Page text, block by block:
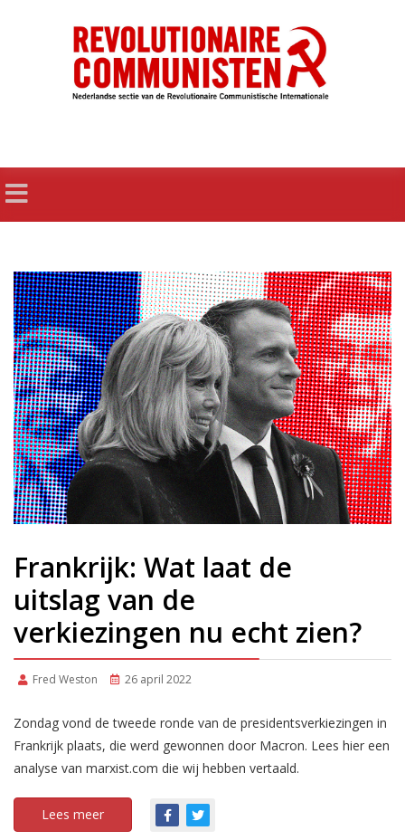
Frankrijk: Wat laat de
uitslag van de
verkiezingen nu echt zien?
Fred Weston 26 april 2022
Zondag vond de tweede ronde van de presidentsverkiezingen in
Frankrijk plaats, die werd gewonnen door Macron. Lees hier een
analyse van marxist.com die wij hebben vertaald.
Lees meer